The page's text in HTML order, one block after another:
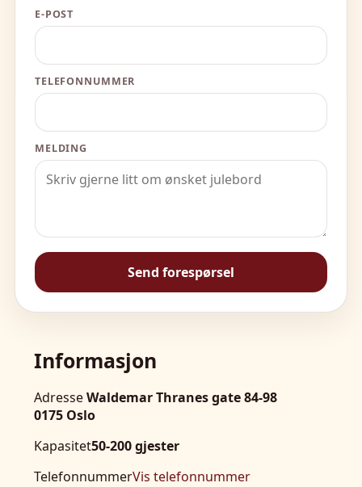
E-POST
TELEFONNUMMER
MELDING
Send forespørsel
Informasjon
AdresseWaldemar Thranes gate 84-98
0175 Oslo
Kapasitet50-200 gjester
TelefonnummerVis telefonnummer